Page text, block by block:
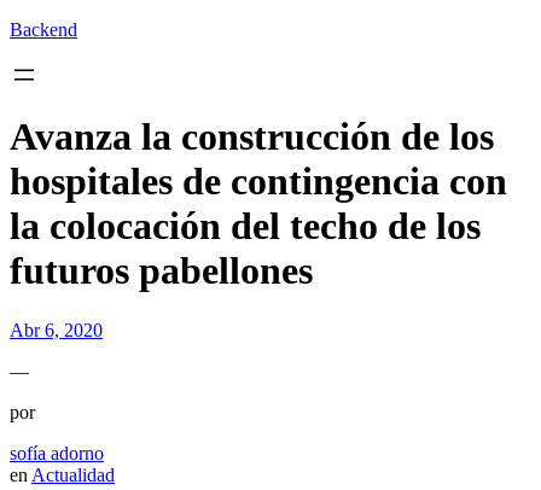
Backend
Avanza la construcción de los
hospitales de contingencia con
la colocación del techo de los
futuros pabellones
Abr 6, 2020
—
por
sofía adorno
en Actualidad